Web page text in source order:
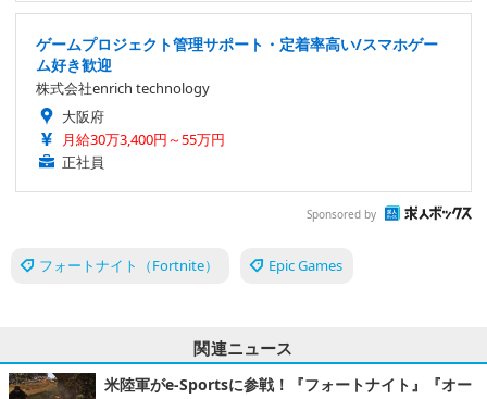
ゲームプロジェクト管理サポート・定着率高い/スマホゲー
ム好き歓迎
株式会社enrich technology
大阪府
月給30万3,400円～55万円
正社員
Sponsored by
フォートナイト（Fortnite） Epic Games
関連ニュース
米陸軍がe-Sportsに参戦！『フォートナイト』『オー